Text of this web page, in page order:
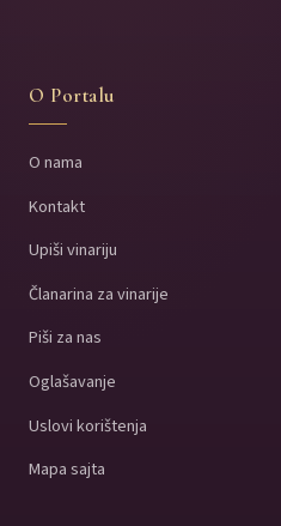
O Portalu
O nama
Kontakt
Upiši vinariju
Članarina za vinarije
Piši za nas
Oglašavanje
Uslovi korištenja
Mapa sajta